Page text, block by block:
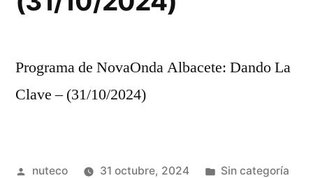
Programa de NovaOnda Albacete: Dando La
Clave – (31/10/2024)
Publicada
nuteco 31 octubre, 2024
Publicada
Sin categoría